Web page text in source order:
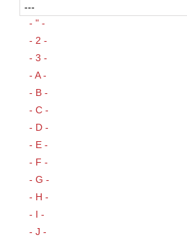
- " -
- 2 -
- 3 -
- A -
- B -
- C -
- D -
- E -
- F -
- G -
- H -
- I -
- J -